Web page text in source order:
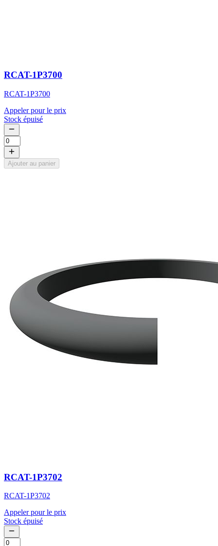
RCAT-1P3700
RCAT-1P3700
Appeler pour le prix
Stock épuisé
Ajouter au panier
RCAT-1P3702
RCAT-1P3702
Appeler pour le prix
Stock épuisé